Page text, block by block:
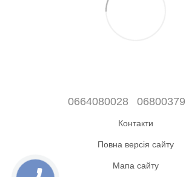
0664080028
Контакти
Повна версія сайту
Мапа сайту